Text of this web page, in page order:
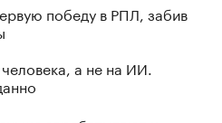
победу в РПЛ, забив
а не на ИИ.